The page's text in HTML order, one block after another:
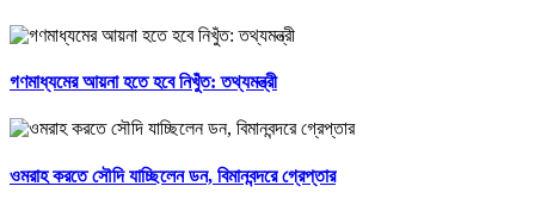
গণমাধ্যমের আয়না হতে হবে নিখুঁত: তথ্যমন্ত্রী
ওমরাহ করতে সৌদি যাচ্ছিলেন ডন, বিমানবন্দরে গ্রেপ্তার